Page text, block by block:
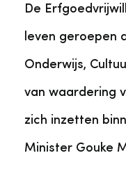
De
leven geroepen
Onderwijs,
van waardering
zich inzetten
Minister Gouke